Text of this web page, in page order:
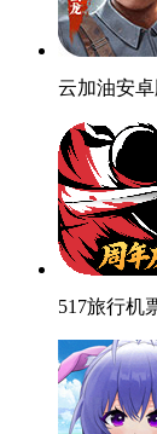
云加油安卓
517旅行机